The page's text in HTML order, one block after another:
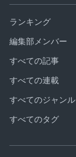
ランキング
編集部メンバー
すべての記事
すべての連載
すべてのジャンル
すべてのタグ